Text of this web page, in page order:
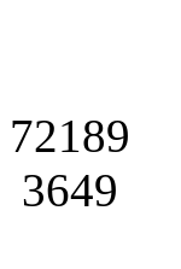
72189
3649